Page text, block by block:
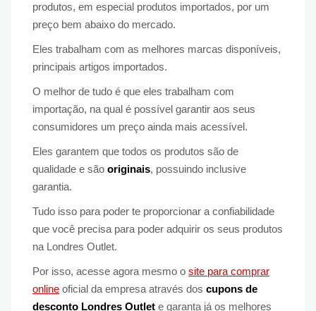
produtos, em especial produtos importados, por um
preço bem abaixo do mercado.
Eles trabalham com as melhores marcas disponíveis,
principais artigos importados.
O melhor de tudo é que eles trabalham com
importação, na qual é possível garantir aos seus
consumidores um preço ainda mais acessível.
Eles garantem que todos os produtos são de
qualidade e são originais, possuindo inclusive
garantia.
Tudo isso para poder te proporcionar a confiabilidade
que você precisa para poder adquirir os seus produtos
na Londres Outlet.
Por isso, acesse agora mesmo o site para comprar
online oficial da empresa através dos cupons de
desconto Londres Outlet e garanta já os melhores